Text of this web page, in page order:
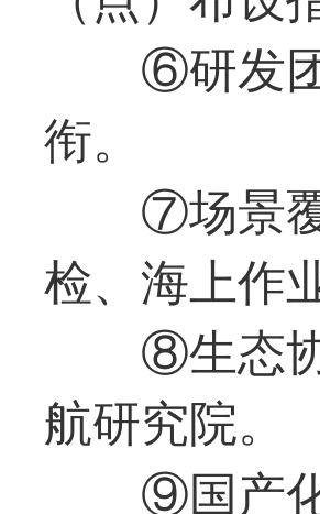
⑥研发
衔。
⑦场景
检、海上作
⑧生态
航研究院。
⑨国产